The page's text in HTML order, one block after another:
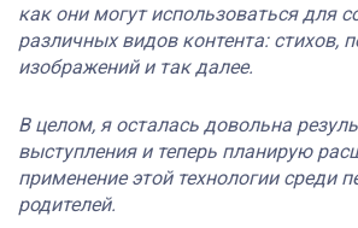
как они могут использоваться для
различных видов контента: стихов,
изображений и так далее.
В целом, я осталась довольна
выступления и теперь планирую
применение этой технологии среди
родителей.